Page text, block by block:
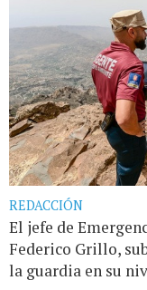
REDACCIÓN
El jefe de
Federico Grillo,
la guardia en su